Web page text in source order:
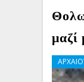
μαζί